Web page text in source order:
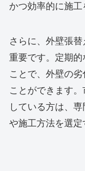
かつ効率的に施工
さらに、外壁張
重要です。定期
ことで、外壁の
ことができます
している方は、
や施工方法を選定